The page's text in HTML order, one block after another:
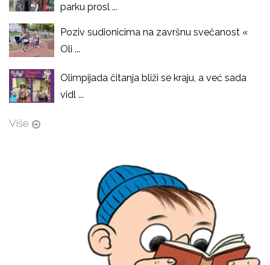
parku prosl ...
Poziv sudionicima na završnu svečanost «
Oli ...
Olimpijada čitanja bliži se kraju, a već sada
vidl ...
Više